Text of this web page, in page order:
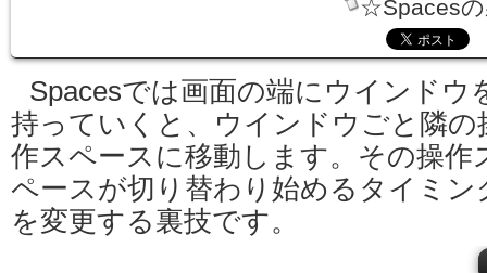
☆Spacesの
Spacesでは画面の端にウインドウ
持っていくと、ウインドウごと隣の
作スペースに移動します。その操作
ペースが切り替わり始めるタイミン
を変更する裏技です。